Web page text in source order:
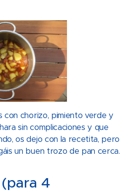
con chorizo, pimiento verde y
sin complicaciones y que
os dejo con la recetita, pero
un buen trozo de pan cerca.
4